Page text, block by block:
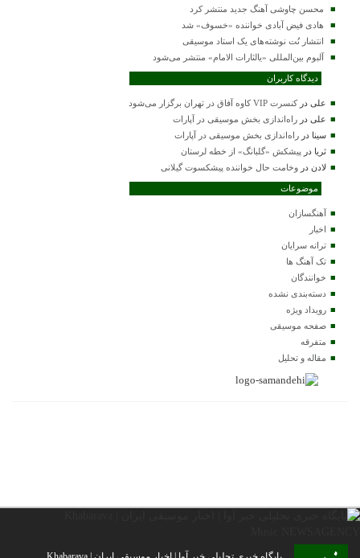
محسن چاوشی آهنگ جدید منتشر کرد
هادی فیض آبادی خواننده «خسوف» شد
انتشار نُت نوشته‌های یک استاد موسیقی
آلبوم بین‌المللی «یالثارات الامام» منتشر می‌شود
دیدگاه کاربران
علی درکنسرت VIP کاوه آفاق در تهران برگزار می‌شود
علی در راه‌اندازی بخش موسیقی در آپارات
سینا در راه‌اندازی بخش موسیقی در آپارات
ثریا در پیشکش «گلبانگ» از خطه لرستان
لادن در وخامت حال خواننده پیشکسوت گیلانی
موضوعات
آهنگسازان
اخبار
ترانه سرایان
تک آهنگ ها
خوانندگان
دسته‌بندی نشده
رویداد ویژه
صفحه موسیقی
متفرقه
مقاله و تحلیل